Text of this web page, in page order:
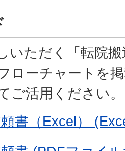
いただく「転院
ローチャートを
ご活用ください。
書（Excel）